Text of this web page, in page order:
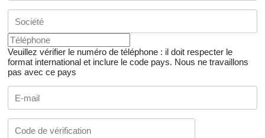
Veuillez vérifier le numéro de téléphone : il doit respecter le
format international et inclure le code pays. Nous ne travaillons
pas avec ce pays